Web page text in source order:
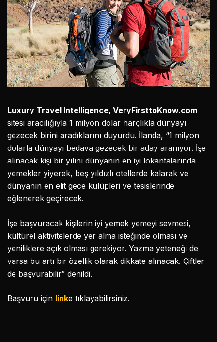
Luxury Travel Intelligence, VeryFirsttoKnow.com
sitesi aracılığıyla 1 milyon dolar harçlıkla dünyayı
gezecek birini aradıklarını duyurdu. İlanda, “1 milyon
dolarla dünyayı bedava gezecek bir aday aranıyor. İşe
alınacak kişi bir yılını dünyanın en iyi lokantalarında
yemekler yiyerek, beş yıldızlı otellerde kalarak ve
dünyanın en elit gece kulüpleri ve tesislerinde
eğlenerek geçirecek.
İşe başvuracak kişilerin iyi yemek yemeyi sevmesi,
kültürel aktivitelerde yer alma isteğinde olması ve
yeniliklere açık olması gerekiyor. Yazma yeteneği de
varsa bu artı bir özellik olarak dikkate alınacak. Çiftler
de başvurabilir” denildi.
Başvuru için linke tıklayabilirsiniz.